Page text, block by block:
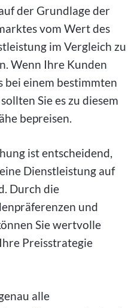
der Grundlage der
vom Wert des
im Vergleich zu
Wenn Ihre Kunden
bei einem bestimmten
Sie es zu diesem
bepreisen.
ist entscheidend,
Dienstleistung auf
Durch die
und
Sie wertvolle
Preisstrategie
alle